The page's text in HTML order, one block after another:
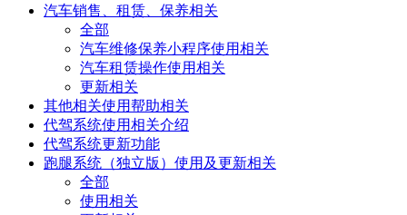
汽车销售、租赁、保养相关
全部
汽车维修保养小程序使用相关
汽车租赁操作使用相关
更新相关
其他相关使用帮助相关
代驾系统使用相关介绍
代驾系统更新功能
跑腿系统（独立版）使用及更新相关
全部
使用相关